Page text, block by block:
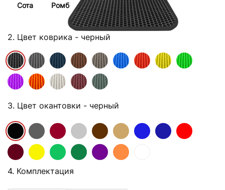
Сота Ромб
2. Цвет коврика - черный
3. Цвет окантовки - черный
4. Комплектация